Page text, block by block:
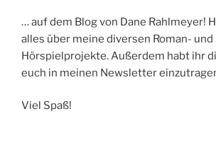
… auf dem Blog von Dane Rahlmeyer!
alles über meine diversen Roman- und
Hörspielprojekte. Außerdem habt ihr
euch in meinen Newsletter
Viel Spaß!